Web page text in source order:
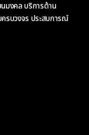
นมงคล บริการด้าน
รบวงจร ประสบการณ์